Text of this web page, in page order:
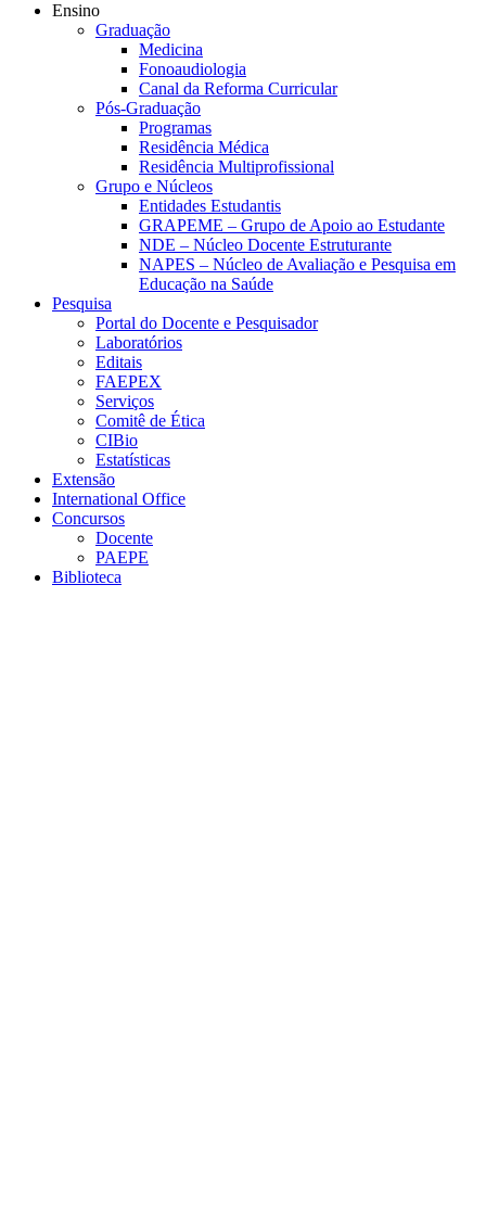
Ensino
Graduação
Medicina
Fonoaudiologia
Canal da Reforma Curricular
Pós-Graduação
Programas
Residência Médica
Residência Multiprofissional
Grupo e Núcleos
Entidades Estudantis
GRAPEME – Grupo de Apoio ao Estudante
NDE – Núcleo Docente Estruturante
NAPES – Núcleo de Avaliação e Pesquisa em
Educação na Saúde
Pesquisa
Portal do Docente e Pesquisador
Laboratórios
Editais
FAEPEX
Serviços
Comitê de Ética
CIBio
Estatísticas
Extensão
International Office
Concursos
Docente
PAEPE
Biblioteca